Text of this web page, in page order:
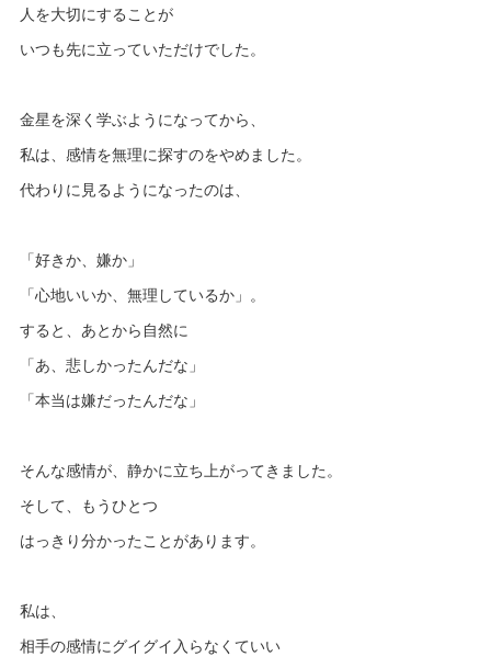
人を大切にすることが
いつも先に立っていただけでした。
金星を深く学ぶようになってから、
私は、感情を無理に探すのをやめました。
代わりに見るようになったのは、
「好きか、嫌か」
「心地いいか、無理しているか」。
すると、あとから自然に
「あ、悲しかったんだな」
「本当は嫌だったんだな」
そんな感情が、静かに立ち上がってきました。
そして、もうひとつ
はっきり分かったことがあります。
私は、
相手の感情にグイグイ入らなくていい